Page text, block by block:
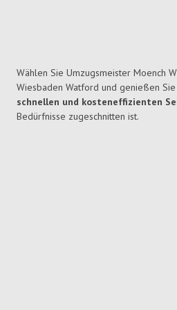
Wählen Sie Umzugsmeister Moench
Wiesbaden Watford und genießen
schnellen und kosteneffizienten
Bedürfnisse zugeschnitten ist.